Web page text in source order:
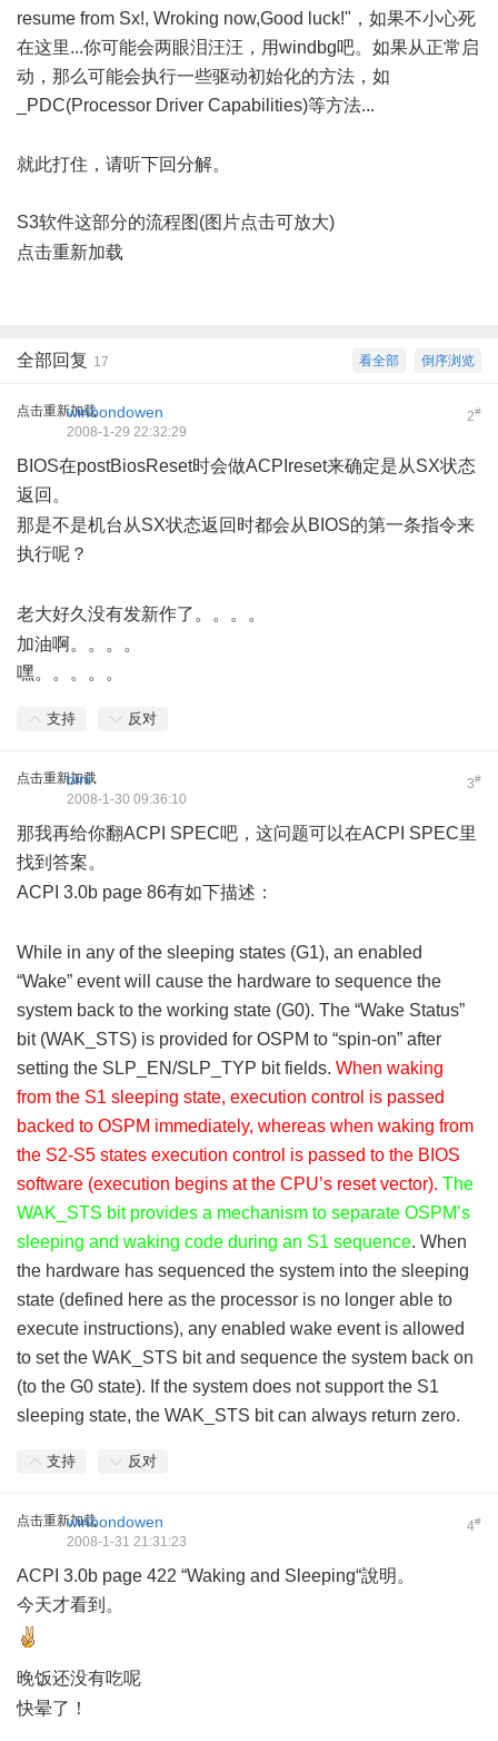
resume from Sx!, Wroking now,Good luck!"，如果不小心死
在这里...你可能会两眼泪汪汪，用windbg吧。如果从正常启
动，那么可能会执行一些驱动初始化的方法，如
_PDC(Processor Driver Capabilities)等方法...
就此打住，请听下回分解。
S3软件这部分的流程图(图片点击可放大)
点击重新加载
倒序浏览
看全部
全部回复 17
点击重新加载 2#
winbondowen
2008-1-29 22:32:29
BIOS在postBiosReset时会做ACPIreset来确定是从SX状态
返回。
那是不是机台从SX状态返回时都会从BIOS的第一条指令来
执行呢？
老大好久没有发新作了。。。。
加油啊。。。。
嘿。。。。。
支持 反对
点击重新加载 3#
bini
2008-1-30 09:36:10
那我再给你翻ACPI SPEC吧，这问题可以在ACPI SPEC里
找到答案。
ACPI 3.0b page 86有如下描述：
While in any of the sleeping states (G1), an enabled
“Wake” event will cause the hardware to sequence the
system back to the working state (G0). The “Wake Status”
bit (WAK_STS) is provided for OSPM to “spin-on” after
setting the SLP_EN/SLP_TYP bit fields. When waking
from the S1 sleeping state, execution control is passed
backed to OSPM immediately, whereas when waking from
the S2-S5 states execution control is passed to the BIOS
software (execution begins at the CPU’s reset vector). The
WAK_STS bit provides a mechanism to separate OSPM’s
sleeping and waking code during an S1 sequence. When
the hardware has sequenced the system into the sleeping
state (defined here as the processor is no longer able to
execute instructions), any enabled wake event is allowed
to set the WAK_STS bit and sequence the system back on
(to the G0 state). If the system does not support the S1
sleeping state, the WAK_STS bit can always return zero.
支持 反对
点击重新加载 4#
winbondowen
2008-1-31 21:31:23
ACPI 3.0b page 422 “Waking and Sleeping“說明。
今天才看到。
晚饭还没有吃呢
快晕了！